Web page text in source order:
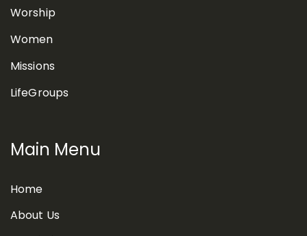
Worship
Women
Missions
LifeGroups
Main Menu
Home
About Us